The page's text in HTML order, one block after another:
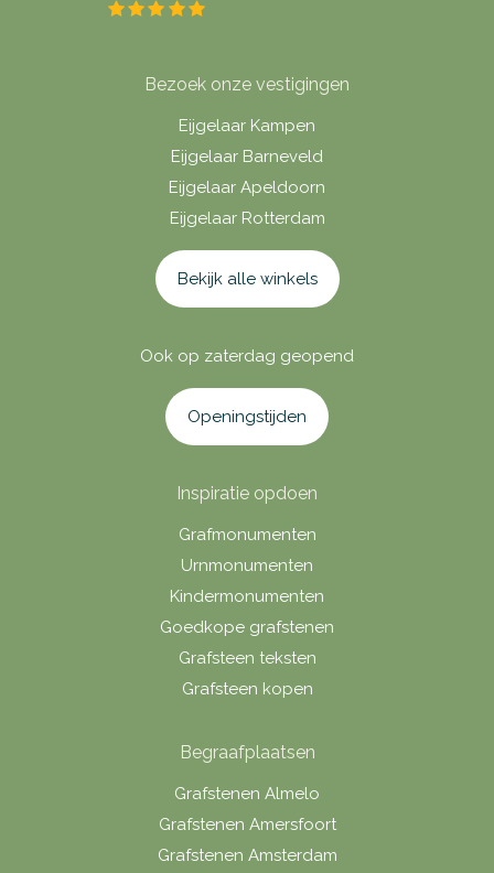
Bezoek onze vestigingen
Eijgelaar Kampen
Eijgelaar Barneveld
Eijgelaar Apeldoorn
Eijgelaar Rotterdam
Bekijk alle winkels
Ook op zaterdag geopend
Openingstijden
Inspiratie opdoen
Grafmonumenten
Urnmonumenten
Kindermonumenten
Goedkope grafstenen
Grafsteen teksten
Grafsteen kopen
Begraafplaatsen
Grafstenen Almelo
Grafstenen Amersfoort
Grafstenen Amsterdam